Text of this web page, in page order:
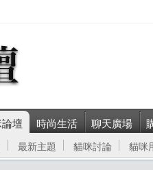
壇 時尚生活 聊天廣場
最新主題 貓咪討論 貓咪